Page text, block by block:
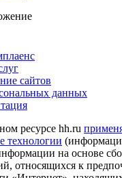
сайтов
данных
ресурсе hh.ru
технологии
на основе
относящихся к